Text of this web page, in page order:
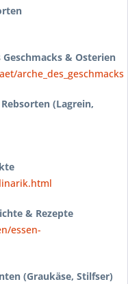
& Osterien
arche_des_geschmacks
(Lagrein,
& Rezepte
essen-
(Graukäse, Stilfser)